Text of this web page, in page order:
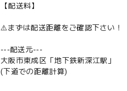
【配送料】
⚠️まずは配送距離をご確認下さい！
---配送元---
大阪市東成区「地下鉄新深江駅」
(下道での距離計算)